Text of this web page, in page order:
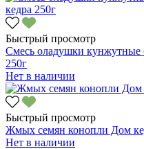
Быстрый просмотр
Смесь оладушки кунжутные
250г
Нет в наличии
Быстрый просмотр
Жмых семян конопли Дом
Нет в наличии